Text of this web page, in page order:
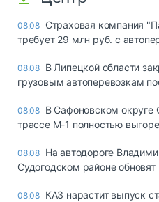
08.08 Страховая компания
требует 29 млн руб. с
08.08 В Липецкой области
грузовым автоперевозкам
08.08 В Сафоновском округе
трассе М-1 полностью
08.08 На автодороге
Судогодском районе обновят
08.08 КАЗ нарастит выпуск